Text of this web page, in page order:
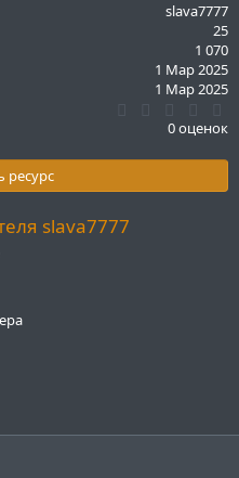
slava7777
25
1 070
1 Мар 2025
1 Мар 2025
0
0
в
0 оценок
ресурс
slava7777